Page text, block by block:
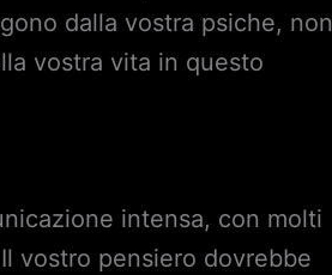
dalla vostra psiche, non
vostra vita in questo
intensa, con molti
vostro pensiero dovrebbe